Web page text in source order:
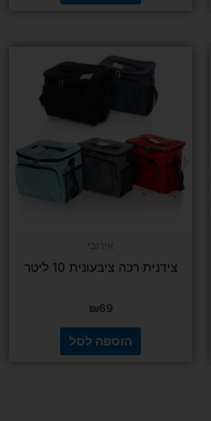
צידנית רכה ציבעונית 10 ליטר
₪69
הוספה לסל